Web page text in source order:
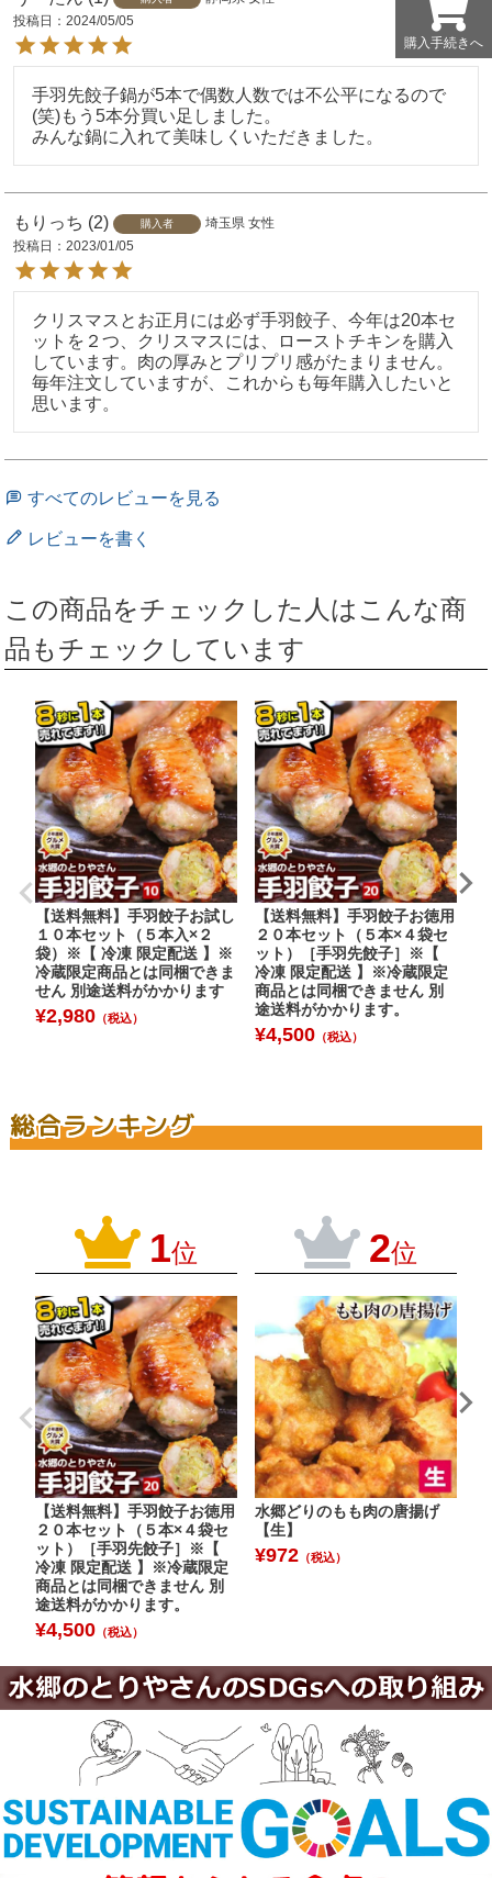
投稿日
2024/05/05
手羽先餃子鍋が5本で偶数人数では不公平になるので
(笑)もう5本分買い足しました。
みんな鍋に入れて美味しくいただきました。
もりっち 2 購入者 埼玉県 女性
投稿日
2023/01/05
クリスマスとお正月には必ず手羽餃子、今年は20本セ
ットを２つ、クリスマスには、ローストチキンを購入
しています。肉の厚みとプリプリ感がたまりません。
毎年注文していますが、これからも毎年購入したいと
思います。
すべてのレビューを見る
レビューを書く
この商品をチェックした人はこんな商
品もチェックしています
【送料無料】手羽餃子お試し
１０本セット（５本入×２
袋）※【 冷凍 限定配送 】※
冷蔵限定商品とは同梱できま
せん 別途送料がかかります
¥2,980 （税込）
【送料無料】手羽餃子お徳用
２０本セット（５本×４袋セ
ット）［手羽先餃子］※【
冷凍 限定配送 】※冷蔵限定
商品とは同梱できません 別
途送料がかかります。
¥4,500 （税込）
総合ランキング
1位
【送料無料】手羽餃子お徳用
２０本セット（５本×４袋セ
ット）［手羽先餃子］※【
冷凍 限定配送 】※冷蔵限定
商品とは同梱できません 別
途送料がかかります。
¥4,500 （税込）
2位
水郷どりのもも肉の唐揚げ
【生】
¥972 （税込）
購入手続きへ
購入手続きへ